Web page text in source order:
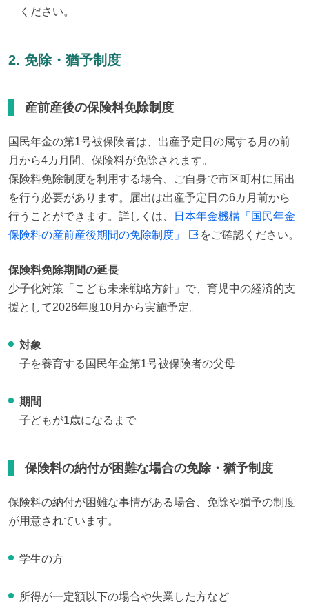
ください。
2. 免除・猶予制度
産前産後の保険料免除制度
国民年金の第1号被保険者は、出産予定日の属する月の前
月から4カ月間、保険料が免除されます。
保険料免除制度を利用する場合、ご自身で市区町村に届出
を行う必要があります。届出は出産予定日の6カ月前から
行うことができます。詳しくは、
日本年金機構「国民年金
保険料の産前産後期間の免除制度」
をご確認ください。
保険料免除期間の延長
少子化対策「こども未来戦略方針」で、育児中の経済的支
援として2026年度10月から実施予定。
対象
子を養育する国民年金第1号被保険者の父母
期間
子どもが1歳になるまで
保険料の納付が困難な場合の免除・猶予制度
保険料の納付が困難な事情がある場合、免除や猶予の制度
が用意されています。
学生の方
所得が一定額以下の場合や失業した方など